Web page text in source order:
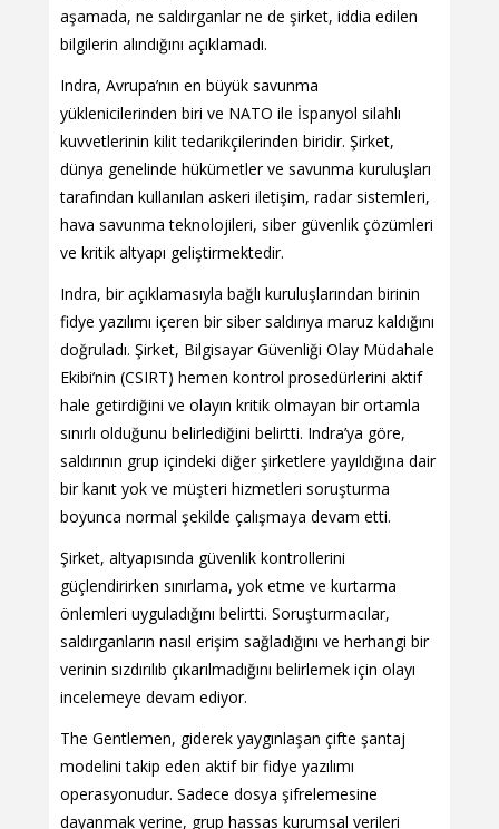
aşamada, ne saldırganlar ne de şirket, iddia edilen
bilgilerin alındığını açıklamadı.
Indra, Avrupa’nın en büyük savunma
yüklenicilerinden biri ve NATO ile İspanyol silahlı
kuvvetlerinin kilit tedarikçilerinden biridir. Şirket,
dünya genelinde hükümetler ve savunma kuruluşları
tarafından kullanılan askeri iletişim, radar sistemleri,
hava savunma teknolojileri, siber güvenlik çözümleri
ve kritik altyapı geliştirmektedir.
Indra, bir açıklamasıyla bağlı kuruluşlarından birinin
fidye yazılımı içeren bir siber saldırıya maruz kaldığını
doğruladı. Şirket, Bilgisayar Güvenliği Olay Müdahale
Ekibi’nin (CSIRT) hemen kontrol prosedürlerini aktif
hale getirdiğini ve olayın kritik olmayan bir ortamla
sınırlı olduğunu belirlediğini belirtti. Indra’ya göre,
saldırının grup içindeki diğer şirketlere yayıldığına dair
bir kanıt yok ve müşteri hizmetleri soruşturma
boyunca normal şekilde çalışmaya devam etti.
Şirket, altyapısında güvenlik kontrollerini
güçlendirirken sınırlama, yok etme ve kurtarma
önlemleri uyguladığını belirtti. Soruşturmacılar,
saldırganların nasıl erişim sağladığını ve herhangi bir
verinin sızdırılıb çıkarılmadığını belirlemek için olayı
incelemeye devam ediyor.
The Gentlemen, giderek yaygınlaşan çifte şantaj
modelini takip eden aktif bir fidye yazılımı
operasyonudur. Sadece dosya şifrelemesine
dayanmak yerine, grup hassas kurumsal verileri